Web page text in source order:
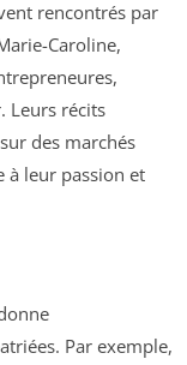
rencontrés par
Caroline,
Leurs récits
des marchés
à leur passion et
Par exemple,